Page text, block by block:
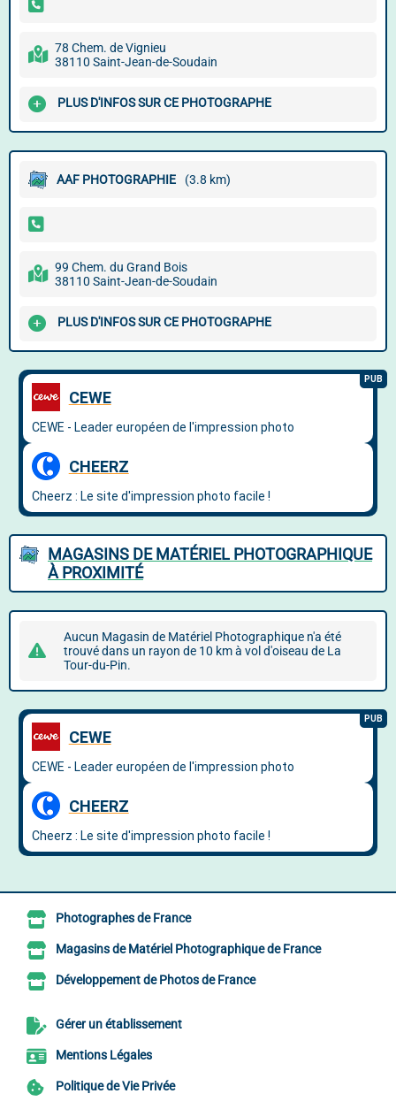
78 Chem. de Vignieu
38110 Saint-Jean-de-Soudain
PLUS D'INFOS SUR CE PHOTOGRAPHE
AAF PHOTOGRAPHIE (3.8 km)
99 Chem. du Grand Bois
38110 Saint-Jean-de-Soudain
PLUS D'INFOS SUR CE PHOTOGRAPHE
MAGASINS DE MATÉRIEL PHOTOGRAPHIQUE
À PROXIMITÉ
Aucun Magasin de Matériel Photographique n'a été
trouvé dans un rayon de 10 km à vol d'oiseau de La
Tour-du-Pin.
Photographes de France
Magasins de Matériel Photographique de France
Développement de Photos de France
Gérer un établissement
Mentions Légales
Politique de Vie Privée